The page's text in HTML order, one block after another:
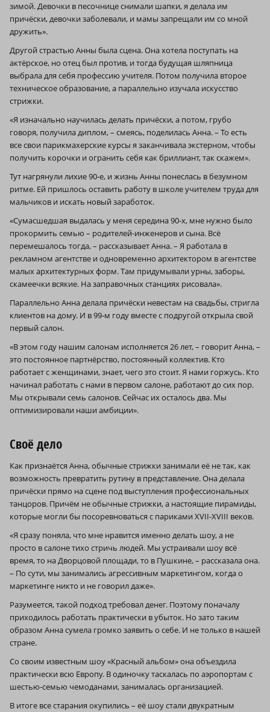
зимой. Девочки в песочнице снимали шапки, я делала им
причёски, девочки заболевали, и мамы запрещали им со мной
дружить».
Другой страстью Анны была сцена. Она хотела поступать на
актёрское, но отец был против, и тогда будущая шляпница
выбрала для себя профессию учителя. Потом получила второе
техническое образование, а параллельно изучала искусство
стрижки.
«Я изначально научилась делать причёски, а потом, грубо
говоря, получила диплом, – смеясь, поделилась Анна. – То есть
все свои парикмахерские курсы я заканчивала экстерном, чтобы
получить корочки и огранить себя как бриллиант, так скажем».
Тут нагрянули лихие 90‑е, и жизнь Анны понеслась в безумном
ритме. Ей пришлось оставить работу в школе учителем труда для
мальчиков и искать новый заработок.
«Сумасшедшая выдалась у меня середина 90‑х, мне нужно было
прокормить семью – родителей-инженеров и сына. Всё
перемешалось тогда, – рассказывает Анна. – Я работала в
рекламном агентстве и одновременно архитектором в агентстве
малых архитектурных форм. Там придумывали урны, заборы,
скамеечки всякие. На заправочных станциях рисовала».
Параллельно Анна делала причёски невестам на свадьбы, стригла
клиентов на дому. И в 99‑м году вместе с подругой открыла свой
первый салон.
«В этом году нашим салонам исполняется 26 лет, – говорит Анна, –
это постоянное партнёрство, постоянный коллектив. Кто
работает с женщинами, знает, чего это стоит. Я нами горжусь. Кто
начинал работать с нами в первом салоне, работают до сих пор.
Мы открывали семь салонов. Сейчас их осталось два. Мы
оптимизировали наши амбиции».
Своё дело
Как признаётся Анна, обычные стрижки занимали её не так, как
возможность превратить рутину в представление. Она делала
причёски прямо на сцене под выступления профессиональных
танцоров. Причём не обычные стрижки, а настоящие пирамиды,
которые могли бы посоревноваться с париками XVII-XVIII веков.
«Я сразу поняла, что мне нравится именно делать шоу, а не
просто в салоне тихо стричь людей. Мы устраивали шоу всё
время, то на Дворцовой площади, то в Пушкине, – рассказала она.
– По сути, мы занимались агрессивным маркетингом, когда о
маркетинге никто и не говорил даже».
Разумеется, такой подход требовал денег. Поэтому поначалу
приходилось работать практически в убыток. Но зато таким
образом Анна сумела громко заявить о себе. И не только в нашей
стране.
Со своим известным шоу «Красный альбом» она объездила
практически всю Европу. В одиночку таскалась по аэропортам с
шестью-семью чемоданами, занималась организацией.
В итоге все старания окупились – её шоу стали двукратным